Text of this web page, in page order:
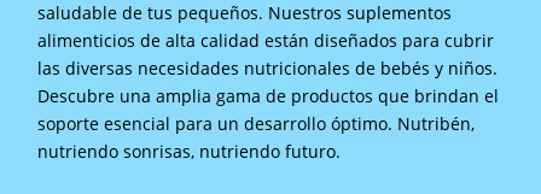
saludable de tus pequeños. Nuestros suplementos
alimenticios de alta calidad están diseñados para cubrir
las diversas necesidades nutricionales de bebés y niños.
Descubre una amplia gama de productos que brindan el
soporte esencial para un desarrollo óptimo. Nutribén,
nutriendo sonrisas, nutriendo futuro.